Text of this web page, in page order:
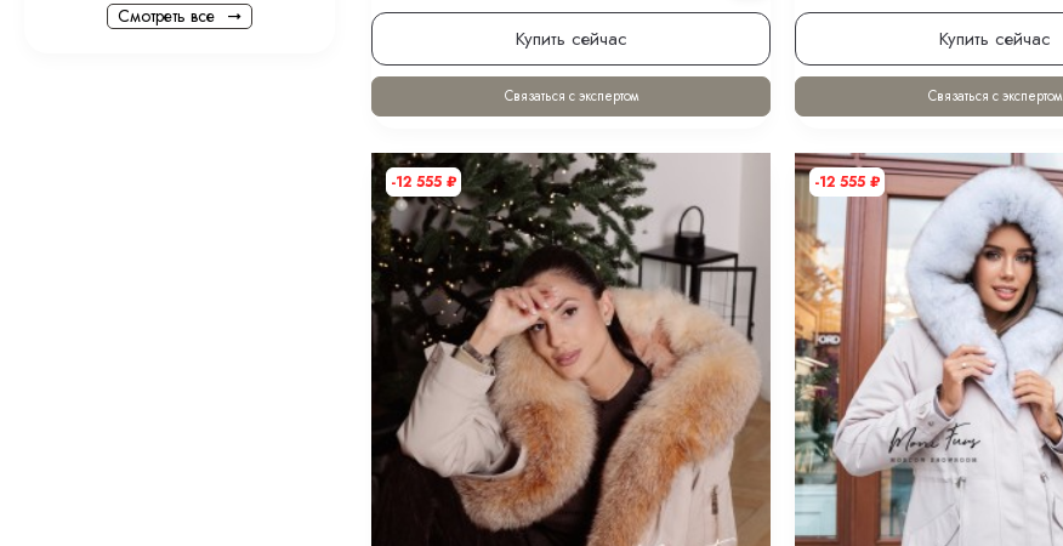
Купить сейчас
Связаться с экспертом
Купить сейчас
Связаться с экспертом
-12 555 ₽ -12 555₽
Смотреть все